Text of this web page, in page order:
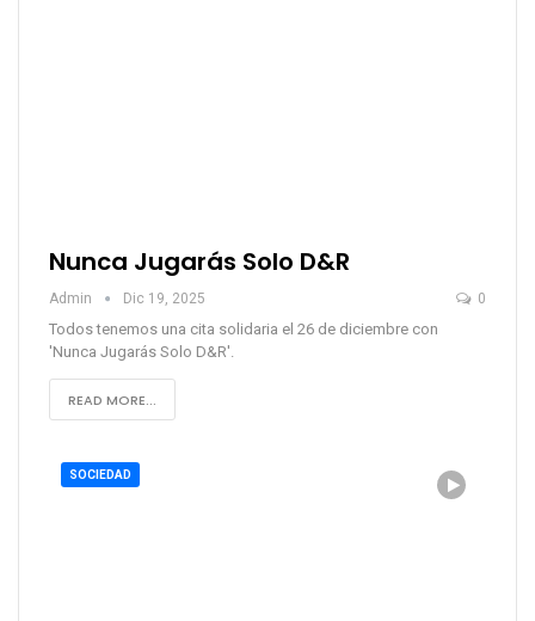
Nunca Jugarás Solo D&R
Admin Dic 19, 2025 0
Todos tenemos una cita solidaria el 26 de diciembre con
'Nunca Jugarás Solo D&R'.
READ MORE...
SOCIEDAD